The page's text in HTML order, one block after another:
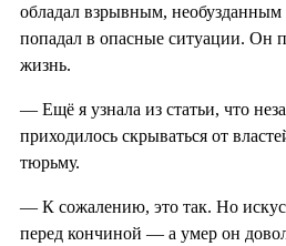
обладал взрывным, необузданным
попадал в опасные ситуации. Он
жизнь.
— Ещё я узнала из статьи, что
приходилось скрываться от
тюрьму.
— К сожалению, это так. Но
перед кончиной — а умер он